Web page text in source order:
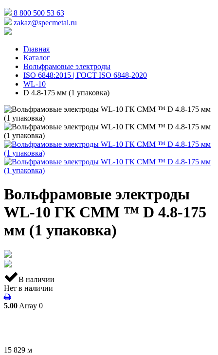
8 800 500 53 63
zakaz@specmetal.ru
Главная
Каталог
Вольфрамовые электроды
ISO 6848:2015 | ГОСТ ISO 6848-2020
WL-10
D 4.8-175 мм (1 упаковка)
Вольфрамовые электроды
WL-10 ГК СММ ™ D 4.8-175
мм (1 упаковка)
В наличии
Нет в наличии
5.00 Array 0
15 829 м